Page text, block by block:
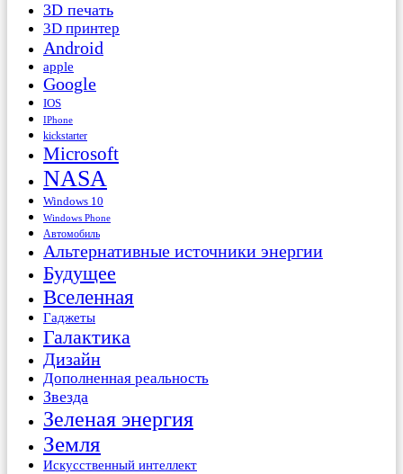
3D печать
3D принтер
Android
apple
Google
IOS
IPhone
kickstarter
Microsoft
NASA
Windows 10
Windows Phone
Автомобиль
Альтернативные источники энергии
Будущее
Вселенная
Гаджеты
Галактика
Дизайн
Дополненная реальность
Звезда
Зеленая энергия
Земля
Искусственный интеллект